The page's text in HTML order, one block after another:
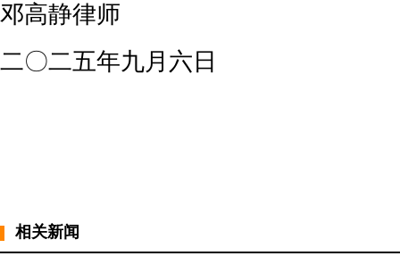
邓高静律师
二〇二五年九月六日
相关新闻